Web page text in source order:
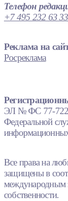
Телефон
+7 495 232 63 33
Реклама на
Росреклама
ЭЛ № ФС 77-
Федеральной
Все права на
защищены в
международным
собственности.